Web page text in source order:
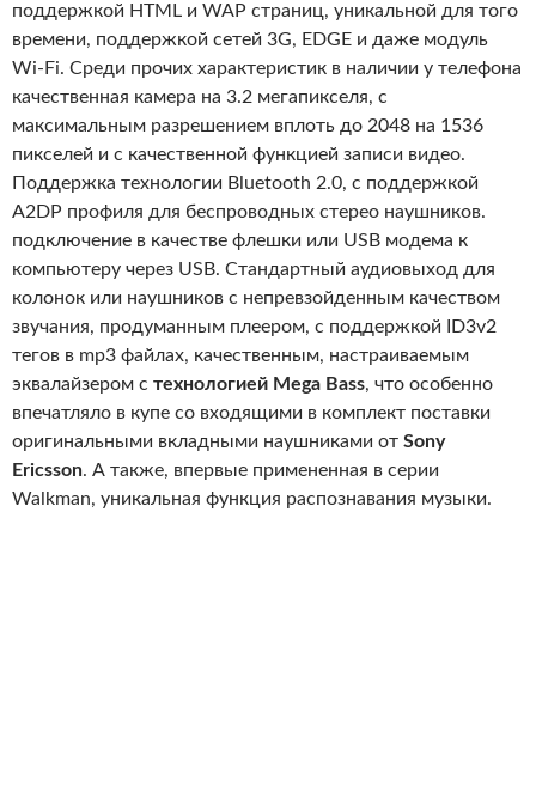
поддержкой HTML и WAP страниц, уникальной для того
времени, поддержкой сетей 3G, EDGE и даже модуль
Wi-Fi. Среди прочих характеристик в наличии у телефона
качественная камера на 3.2 мегапикселя, с
максимальным разрешением вплоть до 2048 на 1536
пикселей и с качественной функцией записи видео.
Поддержка технологии Bluetooth 2.0, с поддержкой
A2DP профиля для беспроводных стерео наушников.
подключение в качестве флешки или USB модема к
компьютеру через USB. Стандартный аудиовыход для
колонок или наушников с непревзойденным качеством
звучания, продуманным плеером, с поддержкой ID3v2
тегов в mp3 файлах, качественным, настраиваемым
эквалайзером с технологией Mega Bass, что особенно
впечатляло в купе со входящими в комплект поставки
оригинальными вкладными наушниками от Sony
Ericsson. А также, впервые примененная в серии
Walkman, уникальная функция распознавания музыки.